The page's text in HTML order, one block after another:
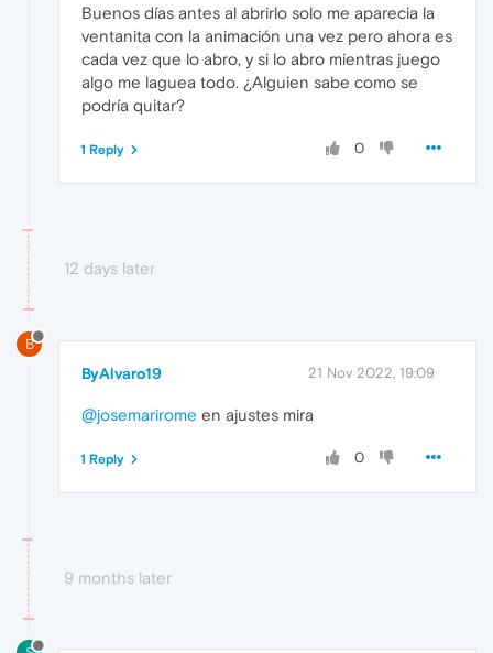
Buenos días antes al abrirlo solo me aparecia la
ventanita con la animación una vez pero ahora es
cada vez que lo abro, y si lo abro mientras juego
algo me laguea todo. ¿Alguien sabe como se
podría quitar?
0
1 Reply
12 days later
B
ByAlvaro19 21 Nov 2022, 19:09
@josemarirome en ajustes mira
0
1 Reply
9 months later